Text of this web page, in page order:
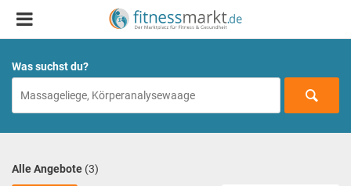
Was suchst du?
Alle Angebote (3)